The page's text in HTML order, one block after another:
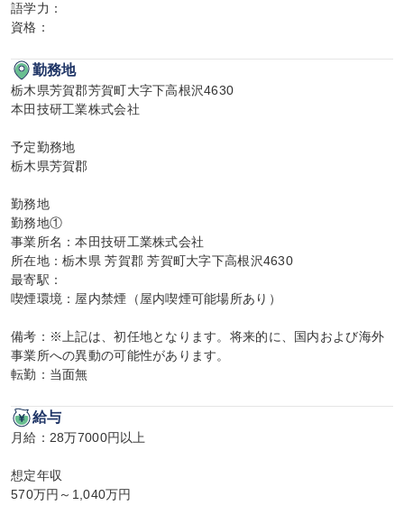
語学力：
資格：
勤務地
栃木県芳賀郡芳賀町大字下高根沢4630
本田技研工業株式会社
予定勤務地
栃木県芳賀郡
勤務地
勤務地①
事業所名：本田技研工業株式会社
所在地：栃木県 芳賀郡 芳賀町大字下高根沢4630
最寄駅：
喫煙環境：屋内禁煙（屋内喫煙可能場所あり）
備考：※上記は、初任地となります。将来的に、国内および海外
事業所への異動の可能性があります。
転勤：当面無
給与
月給：28万7000円以上
想定年収
570万円～1,040万円